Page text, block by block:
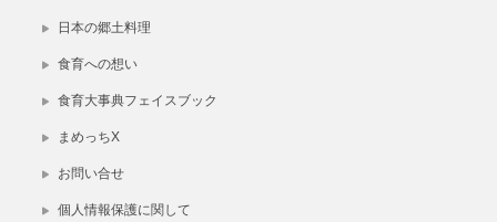
日本の郷土料理
食育への想い
食育大事典フェイスブック
まめっちX
お問い合せ
個人情報保護に関して